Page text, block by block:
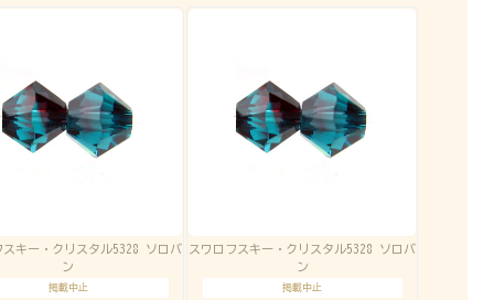
スキー・クリスタル5328 ソロバ
ン
掲載中止
スワロフスキー・クリスタル5328 ソロバ
ン
掲載中止